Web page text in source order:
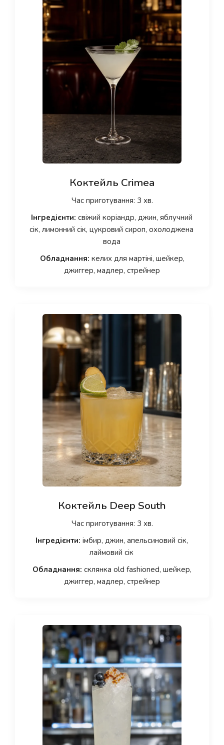
Коктейль Crimea
Час приготування: 3 хв.
Інгредієнти: свіжий коріандр, джин, яблучний
сік, лимонний сік, цукровий сироп, охолоджена
вода
Обладнання: келих для мартіні, шейкер,
джиггер, мадлер, стрейнер
Коктейль Deep South
Час приготування: 3 хв.
Інгредієнти: імбир, джин, апельсиновий сік,
лаймовий сік
Обладнання: склянка old fashioned, шейкер,
джиггер, мадлер, стрейнер